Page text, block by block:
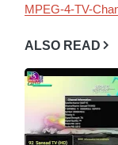
MPEG-4-TV-
ALSO READ